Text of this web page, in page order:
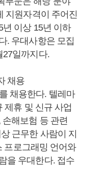
지원자격이 주어진
이상 15년 이하
. 우대사항은 모집
27일까지다.
채용
채용한다. 텔레마
제휴 및 신규 사업
해보험 등 관련
근무한 사람이 지
프로그래밍 언어와
을 우대한다. 접수